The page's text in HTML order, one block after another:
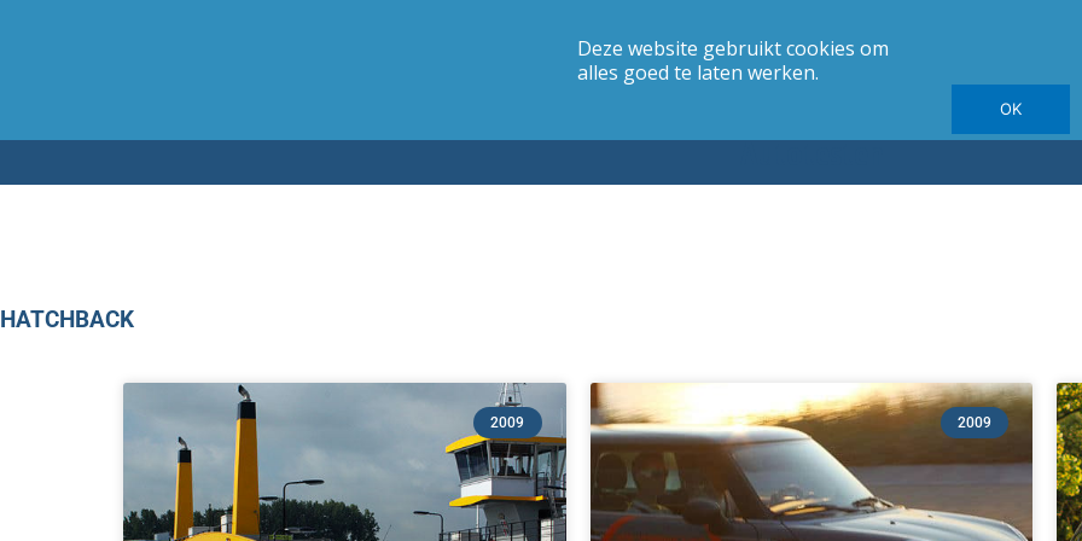
Carrosserie Jaargang Elektrische autotesten
Autotesten
HATCHBACK
2009 2009
PaginaPagina
Pagina
Pagina
Pagina
Pagina
Deze website gebruikt cookies om
alles goed te laten werken.
OK